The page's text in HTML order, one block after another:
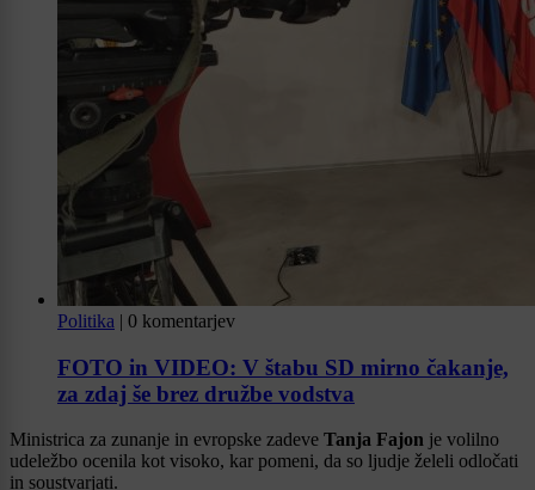
Politika | 0 komentarjev
FOTO in VIDEO: V štabu SD mirno čakanje,
za zdaj še brez družbe vodstva
Ministrica za zunanje in evropske zadeve Tanja Fajon je volilno
udeležbo ocenila kot visoko, kar pomeni, da so ljudje želeli odločati
in soustvarjati.